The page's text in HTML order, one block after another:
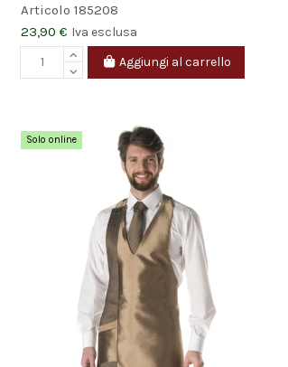
Articolo 185208
23,90 € Iva esclusa
Aggiungi al carrello
Solo online